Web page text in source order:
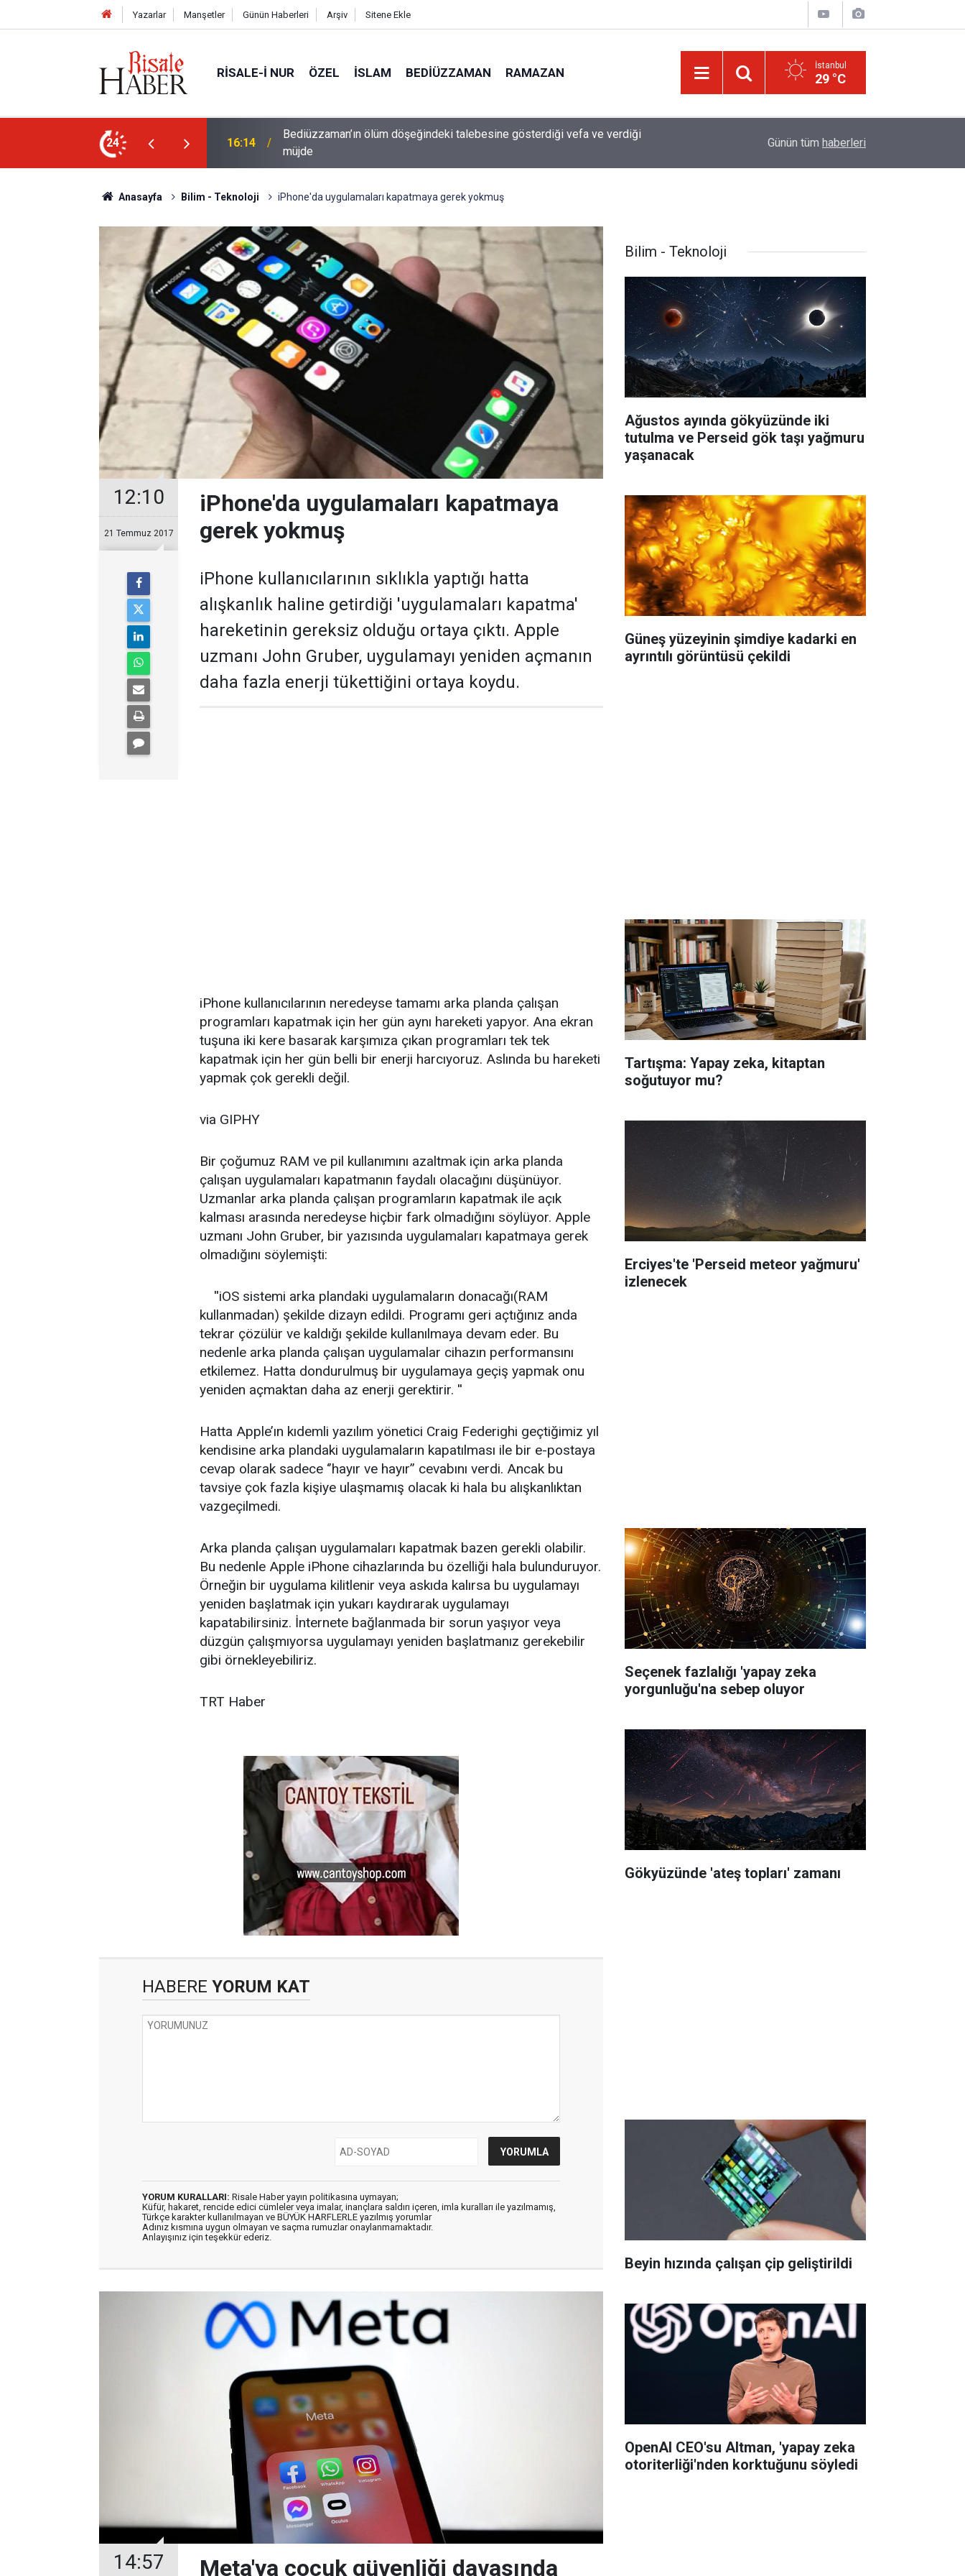
Yazarlar Manşetler Günün Haberleri Arşiv Sitene Ekle
RISALE-I NUR ÖZEL İSLAM BEDIÜZZAMAN RAMAZAN İstanbul
29 °C
24
talebesine gösterdiği vefa ve verdiği
14:57 Meta'ya çocuk güvenliği davasında rekor ceza: 567 milyon dolar ödeyecek Çile çekilen yol!
Günün tüm haberleri
Anasayfa Bilim - Teknoloji iPhone'da uygulamaları kapatmaya gerek yokmuş
12:10
21 Temmuz 2017
iPhone'da uygulamaları kapatmaya
gerek yokmuş
iPhone kullanıcılarının sıklıkla yaptığı hatta
alışkanlık haline getirdiği 'uygulamaları kapatma'
hareketinin gereksiz olduğu ortaya çıktı. Apple
uzmanı John Gruber, uygulamayı yeniden açmanın
daha fazla enerji tükettiğini ortaya koydu.
iPhone kullanıcılarının neredeyse tamamı arka planda çalışan
programları kapatmak için her gün aynı hareketi yapyor. Ana ekran
tuşuna iki kere basarak karşımıza çıkan programları tek tek
kapatmak için her gün belli bir enerji harcıyoruz. Aslında bu hareketi
yapmak çok gerekli değil.
via GIPHY
Bir çoğumuz RAM ve pil kullanımını azaltmak için arka planda
çalışan uygulamaları kapatmanın faydalı olacağını düşünüyor.
Uzmanlar arka planda çalışan programların kapatmak ile açık
kalması arasında neredeyse hiçbir fark olmadığını söylüyor. Apple
uzmanı John Gruber, bir yazısında uygulamaları kapatmaya gerek
olmadığını söylemişti:
''iOS sistemi arka plandaki uygulamaların donacağı(RAM
kullanmadan) şekilde dizayn edildi. Programı geri açtığınız anda
tekrar çözülür ve kaldığı şekilde kullanılmaya devam eder. Bu
nedenle arka planda çalışan uygulamalar cihazın performansını
etkilemez. Hatta dondurulmuş bir uygulamaya geçiş yapmak onu
yeniden açmaktan daha az enerji gerektirir. ''
Hatta Apple’ın kıdemli yazılım yönetici Craig Federighi geçtiğimiz yıl
kendisine arka plandaki uygulamaların kapatılması ile bir e-postaya
cevap olarak sadece ‘’hayır ve hayır’’ cevabını verdi. Ancak bu
tavsiye çok fazla kişiye ulaşmamış olacak ki hala bu alışkanlıktan
vazgeçilmedi.
Arka planda çalışan uygulamaları kapatmak bazen gerekli olabilir.
Bu nedenle Apple iPhone cihazlarında bu özelliği hala bulunduruyor.
Örneğin bir uygulama kilitlenir veya askıda kalırsa bu uygulamayı
yeniden başlatmak için yukarı kaydırarak uygulamayı
kapatabilirsiniz. İnternete bağlanmada bir sorun yaşıyor veya
düzgün çalışmıyorsa uygulamayı yeniden başlatmanız gerekebilir
gibi örnekleyebiliriz.
TRT Haber
HABERE YORUM KAT
YORUM KURALLARI: Risale Haber yayın politikasına uymayan;
Küfür, hakaret, rencide edici cümleler veya imalar, inançlara saldırı içeren, imla kuralları ile yazılmamış,
Türkçe karakter kullanılmayan ve BÜYÜK HARFLERLE yazılmış yorumlar
Adınız kısmına uygun olmayan ve saçma rumuzlar onaylanmamaktadır.
Anlayışınız için teşekkür ederiz.
14:57 Meta'ya çocuk güvenliği davasında
Bilim - Teknoloji
Ağustos ayında gökyüzünde iki
tutulma ve Perseid gök taşı yağmuru
yaşanacak
Güneş yüzeyinin şimdiye kadarki en
ayrıntılı görüntüsü çekildi
Tartışma: Yapay zeka, kitaptan
soğutuyor mu?
Erciyes'te 'Perseid meteor yağmuru'
izlenecek
Seçenek fazlalığı 'yapay zeka
yorgunluğu'na sebep oluyor
Gökyüzünde 'ateş topları' zamanı
Beyin hızında çalışan çip geliştirildi
OpenAI CEO'su Altman, 'yapay zeka
otoriterliği'nden korktuğunu söyledi